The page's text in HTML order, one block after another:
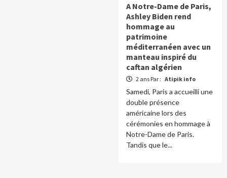
A Notre-Dame de Paris,
Ashley Biden rend
hommage au
patrimoine
méditerranéen avec un
manteau inspiré du
caftan algérien
2 ans Par : Atipik info
Samedi, Paris a accueilli une
double présence
américaine lors des
cérémonies en hommage à
Notre-Dame de Paris.
Tandis que le...